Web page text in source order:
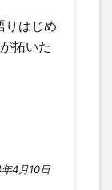
りはじめ
拓いた
4月10日